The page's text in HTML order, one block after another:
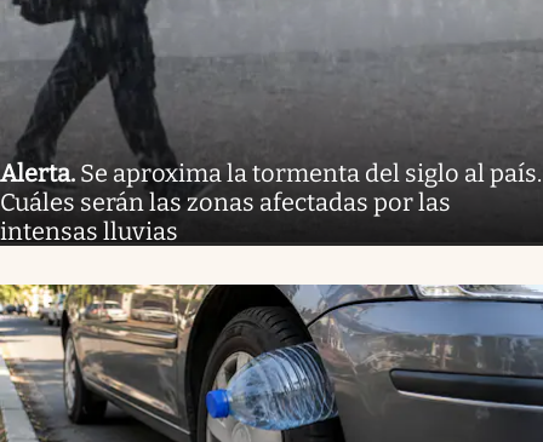
Alerta. Se aproxima la tormenta del siglo al país.
Cuáles serán las zonas afectadas por las
intensas lluvias